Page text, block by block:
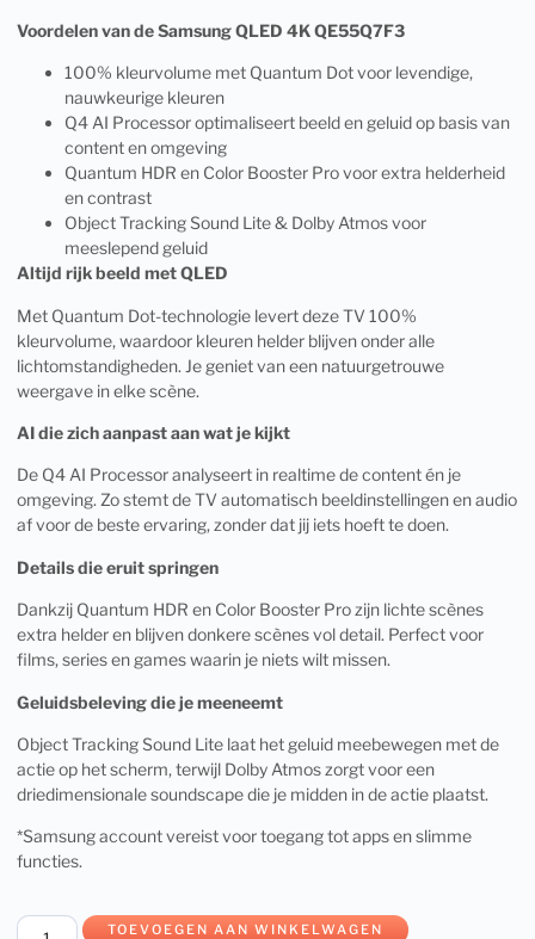
Voordelen van de Samsung QLED 4K QE55Q7F3
100% kleurvolume met Quantum Dot voor levendige,
nauwkeurige kleuren
Q4 AI Processor optimaliseert beeld en geluid op basis van
content en omgeving
Quantum HDR en Color Booster Pro voor extra helderheid
en contrast
Object Tracking Sound Lite & Dolby Atmos voor
meeslepend geluid
Altijd rijk beeld met QLED
Met Quantum Dot-technologie levert deze TV 100%
kleurvolume, waardoor kleuren helder blijven onder alle
lichtomstandigheden. Je geniet van een natuurgetrouwe
weergave in elke scène.
AI die zich aanpast aan wat je kijkt
De Q4 AI Processor analyseert in realtime de content én je
omgeving. Zo stemt de TV automatisch beeldinstellingen en audio
af voor de beste ervaring, zonder dat jij iets hoeft te doen.
Details die eruit springen
Dankzij Quantum HDR en Color Booster Pro zijn lichte scènes
extra helder en blijven donkere scènes vol detail. Perfect voor
films, series en games waarin je niets wilt missen.
Geluidsbeleving die je meeneemt
Object Tracking Sound Lite laat het geluid meebewegen met de
actie op het scherm, terwijl Dolby Atmos zorgt voor een
driedimensionale soundscape die je midden in de actie plaatst.
*Samsung account vereist voor toegang tot apps en slimme
functies.
TOEVOEGEN AAN WINKELWAGEN